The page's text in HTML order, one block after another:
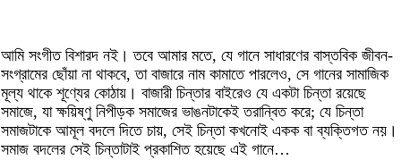
আমি সংগীত বিশারদ নই। তবে আমার মতে, যে গানে সাধারণের বাস্তবিক জীবন-
সংগ্রামের ছোঁয়া না থাকবে, তা বাজারে নাম কামাতে পারলেও, সে গানের সামাজিক
মূল্য থাকে শূণ্যের কোঠায়। বাজারী চিন্তার বাইরেও যে একটা চিন্তা রয়েছে
সমাজে, যা ক্ষয়িষ্ণু নিপীড়ক সমাজের ভাঙনটাকেই তরান্বিত করে; যে চিন্তা
সমাজটাকে আমূল বদলে দিতে চায়, সেই চিন্তা কখনোই একক বা ব্যক্তিগত নয়।
সমাজ বদলের সেই চিন্তাটাই প্রকাশিত হয়েছে এই গানে…